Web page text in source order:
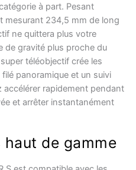
à part. Pesant
mesurant 234,5 mm de long
ne quittera plus votre
de gravité plus proche du
téléobjectif crée les
panoramique et un suivi
accélérer rapidement pendant
et arrêter instantanément
de gamme